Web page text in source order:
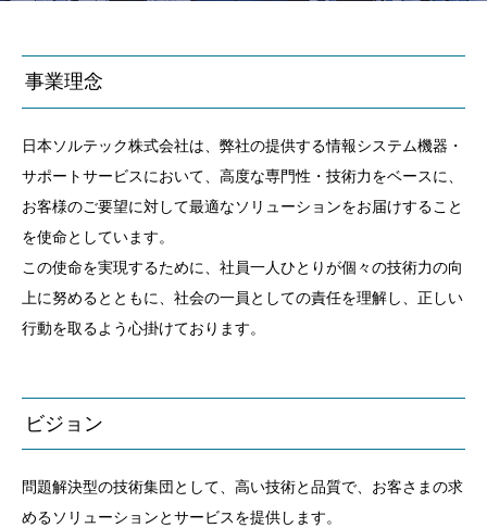
事業理念
日本ソルテック株式会社は、弊社の提供する情報システム機器・
サポートサービスにおいて、高度な専門性・技術力をベースに、
お客様のご要望に対して最適なソリューションをお届けすること
を使命としています。
この使命を実現するために、社員一人ひとりが個々の技術力の向
上に努めるとともに、社会の一員としての責任を理解し、正しい
行動を取るよう心掛けております。
ビジョン
問題解決型の技術集団として、高い技術と品質で、お客さまの求
めるソリューションとサービスを提供します。